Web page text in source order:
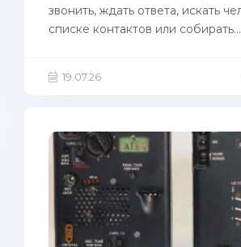
звонить, ждать ответа, искать
списке контактов или собирать...
19.07.26